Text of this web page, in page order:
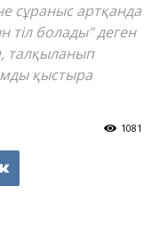
сұраныс артқанда
тіл болады" деген
талқыланып
қыстыра
1081